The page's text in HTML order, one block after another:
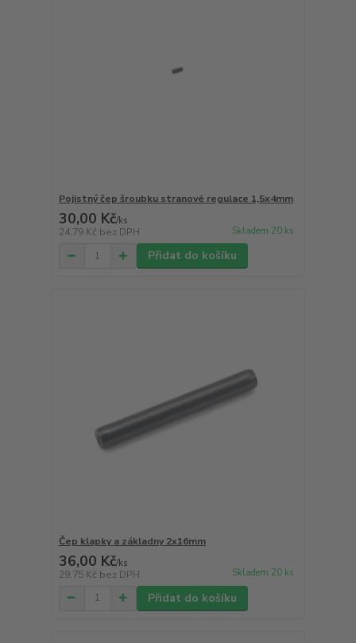
Pojistný čep šroubku stranové regulace 1,5x4mm
30,00 Kč/ks
24,79 Kč bez DPH Skladem 20 ks
Přidat do košíku
Čep klapky a základny 2x16mm
36,00 Kč/ks
29,75 Kč bez DPH Skladem 20 ks
Přidat do košíku